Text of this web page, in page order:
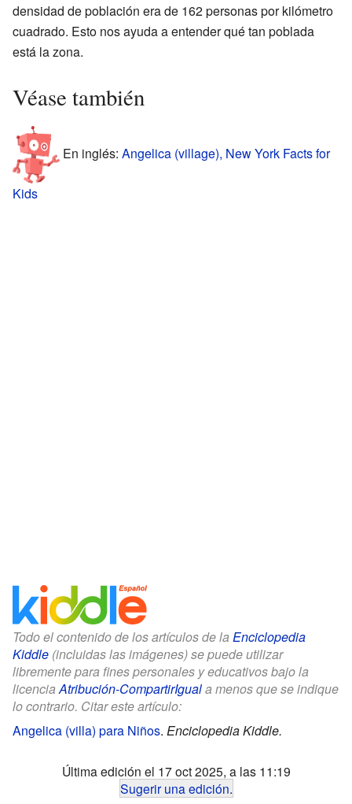
densidad de población era de 162 personas por kilómetro
cuadrado. Esto nos ayuda a entender qué tan poblada
está la zona.
Véase también
En inglés: Angelica (village), New York Facts for
Kids
Todo el contenido de los artículos de la Enciclopedia
Kiddle (incluidas las imágenes) se puede utilizar
libremente para fines personales y educativos bajo la
licenciaAtribución-CompartirIguala menos que se indique
lo contrario. Citar este artículo:
Angelica (villa) para Niños. Enciclopedia Kiddle.
Última edición el 17 oct 2025, a las 11:19
Sugerir una edición.